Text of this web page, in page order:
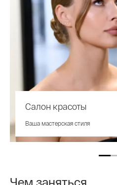
Салон красоты
Ваша мастерская стиля
Чем заняться